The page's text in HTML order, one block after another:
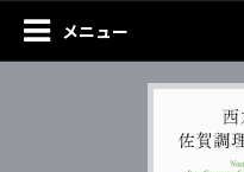
メニュー